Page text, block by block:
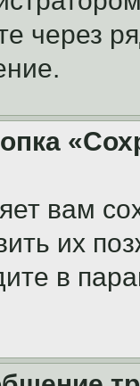
через
вам
их
в